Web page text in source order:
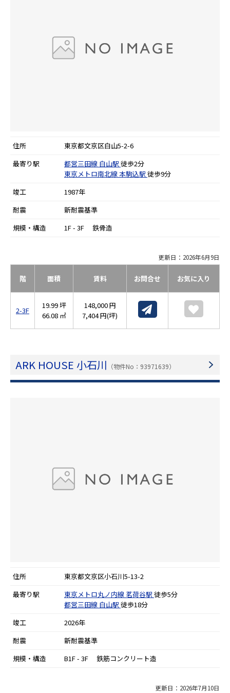
住所
東京都文京区白山5-2-6
最寄り駅
都営三田線 白山駅 徒歩2分
東京メトロ南北線本駒込駅 徒歩9分
竣工
1987年
耐震
新耐震基準
規模・構造
1F - 3F 鉄骨造
更新日：2026年6月9日
階 面積 賃料 お問合せ お気に入り
2-3F
19.99 坪
66.08 ㎡
148,000 円
7,404 円(坪)
ARK HOUSE 小石川 （物件No：93971639）
住所
東京都文京区小石川5-13-2
最寄り駅
東京メトロ丸ノ内線 茗荷谷駅 徒歩5分
都営三田線 白山駅 徒歩18分
竣工
2026年
耐震
新耐震基準
規模・構造
B1F - 3F 鉄筋コンクリート造
更新日：2026年7月10日